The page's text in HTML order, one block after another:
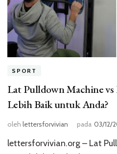
SPORT
Lat Pulldown Machine
Lebih Baik untuk Anda?
oleh lettersforvivian pada 03/12/
lettersforvivian.org – Lat